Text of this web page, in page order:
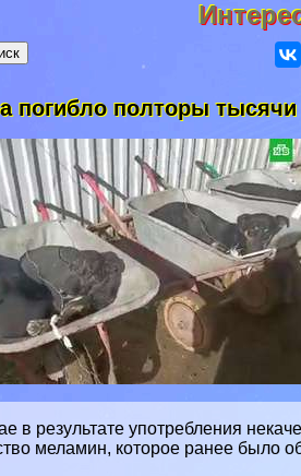
погибло полторы тысячи
в результате употрeбления
меламин, которое ранее было